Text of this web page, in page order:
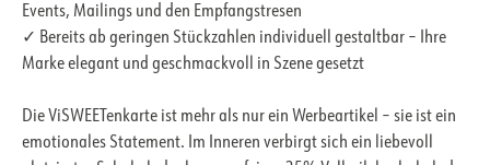
Events, Mailings und den Empfangstresen
✓ Bereits ab geringen Stückzahlen individuell gestaltbar – Ihre
Marke elegant und geschmackvoll in Szene gesetzt
Die ViSWEETenkarte ist mehr als nur ein Werbeartikel – sie ist ein
emotionales Statement. Im Inneren verbirgt sich ein liebevoll